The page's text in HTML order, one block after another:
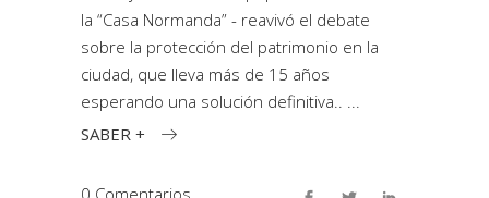
la “Casa Normanda” - reavivó el debate
sobre la protección del patrimonio en la
ciudad, que lleva más de 15 años
esperando una solución definitiva..
SABER +
0 Comentarios